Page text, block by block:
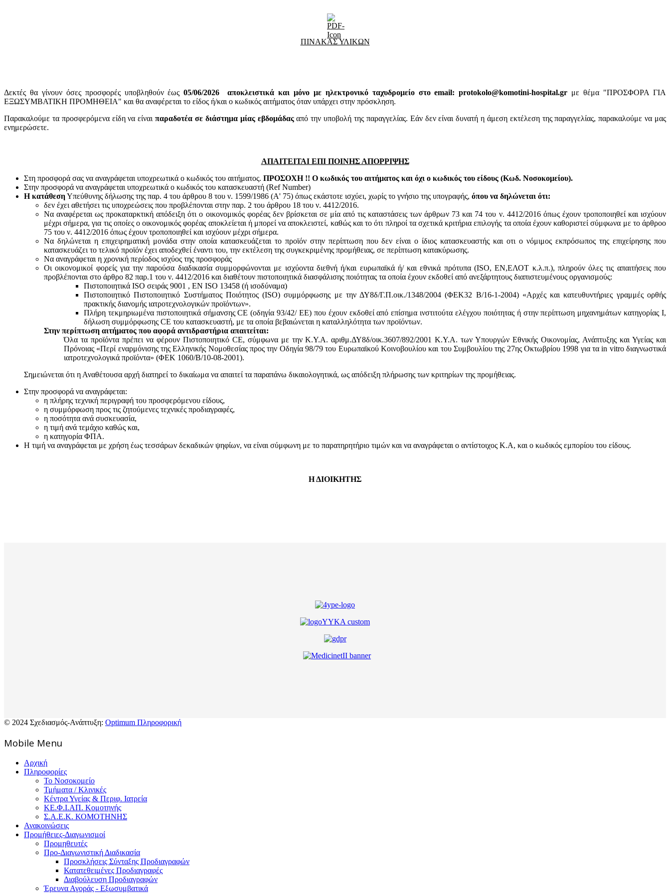
ΠΙΝΑΚΑΣ ΥΛΙΚΩΝ
Δεκτές θα γίνουν όσες προσφορές υποβληθούν έως05/06/2026 αποκλειστικά και μόνο με ηλεκτρονικό ταχυδρομείο στο email: protokolo@komotini-hospital.gr με θέμα "ΠΡΟΣΦΟΡΑ ΓΙΑ
ΕΞΩΣΥΜΒΑΤΙΚΗ ΠΡΟΜΗΘΕΙΑ" και θα αναφέρεται το είδος ή/και ο κωδικός αιτήματος όταν υπάρχει στην πρόσκληση.
Παρακαλούμε τα προσφερόμενα είδη να είναιπαραδοτέα σε διάστημα μίας εβδομάδαςαπό την υποβολή της παραγγελίας. Εάν δεν είναι δυνατή η άμεση εκτέλεση της παραγγελίας, παρακαλούμε να μας
ενημερώσετε.
ΑΠΑΙΤΕΙΤΑΙ ΕΠΙ ΠΟΙΝΗΣ ΑΠΟΡΡΙΨΗΣ
Στη προσφορά σας να αναγράφεται υποχρεωτικά ο κωδικός του αιτήματος. ΠΡΟΣΟΧΗ !! Ο κωδικός του αιτήματος και όχι ο κωδικός του είδους (Κωδ. Νοσοκομείου).
Στην προσφορά να αναγράφεται υποχρεωτικά ο κωδικός του κατασκευαστή (Ref Number)
Η κατάθεσηΥπεύθυνης δήλωσης της παρ. 4 του άρθρου 8 του ν. 1599/1986 (Α' 75) όπως εκάστοτε ισχύει, χωρίς το γνήσιο της υπογραφής, όπου να δηλώνεται ότι:
δεν έχει αθετήσει τις υποχρεώσεις που προβλέπονται στην παρ. 2 του άρθρου 18 του ν. 4412/2016.
Να αναφέρεται ως προκαταρκτική απόδειξη ότι ο οικονομικός φορέας δεν βρίσκεται σε μία από τις καταστάσεις των άρθρων 73 και 74 του ν. 4412/2016 όπως έχουν τροποποιηθεί και ισχύουν
μέχρι σήμερα, για τις οποίες ο οικονομικός φορέας αποκλείεται ή μπορεί να αποκλειστεί, καθώς και το ότι πληροί τα σχετικά κριτήρια επιλογής τα οποία έχουν καθοριστεί σύμφωνα με τo άρθροo
75 του ν. 4412/2016 όπως έχουν τροποποιηθεί και ισχύουν μέχρι σήμερα.
Να δηλώνεται η επιχειρηματική μονάδα στην οποία κατασκευάζεται το προϊόν στην περίπτωση που δεν είναι ο ίδιος κατασκευαστής και oτι ο νόμιμος εκπρόσωπος της επιχείρησης που
κατασκευάζει το τελικό προϊόν έχει αποδεχθεί έναντι του, την εκτέλεση της συγκεκριμένης προμήθειας, σε περίπτωση κατακύρωσης.
Να αναγράφεται η χρονική περίοδος ισχύος της προσφοράς
Οι οικονομικοί φορείς για την παρούσα διαδικασία συμμορφώνονται με ισχύοντα διεθνή ή/και ευρωπαϊκά ή/ και εθνικά πρότυπα (ISO, ΕΝ,ΕΛΟΤ κ.λ.π.), πληρούν όλες τις απαιτήσεις που
προβλέπονται στο άρθρο 82 παρ.1 του ν. 4412/2016 και διαθέτουν πιστοποιητικά διασφάλισης ποιότητας τα οποία έχουν εκδοθεί από ανεξάρτητους διαπιστευμένους οργανισμούς:
Πιστοποιητικά ISO σειράς 9001 , ΕΝ ISO 13458 (ή ισοδύναμα)
Πιστοποιητικό Πιστοποιητικό Συστήματος Ποιότητος (ISO) συμμόρφωσης με την ΔΥ8δ/Γ.Π.οικ./1348/2004 (ΦΕΚ32 Β/16-1-2004) «Αρχές και κατευθυντήριες γραμμές ορθής
πρακτικής διανομής ιατροτεχνολογικών προϊόντων».
Πλήρη τεκμηριωμένα πιστοποιητικά σήμανσης CE (οδηγία 93/42/ ΕΕ) που έχουν εκδοθεί από επίσημα ινστιτούτα ελέγχου ποιότητας ή στην περίπτωση μηχανημάτων κατηγορίας Ι,
δήλωση συμμόρφωσης CE του κατασκευαστή, με τα οποία βεβαιώνεται η καταλληλότητα των προϊόντων.
Στην περίπτωση αιτήματος που αφορά αντιδραστήρια απαιτείται:
Όλα τα προϊόντα πρέπει να φέρουν Πιστοποιητικό CE, σύμφωνα με την Κ.Υ.Α. αριθμ.ΔΥ8δ/οικ.3607/892/2001 Κ.Υ.Α. των Υπουργών Εθνικής Οικονομίας, Ανάπτυξης και Υγείας και
Πρόνοιας «Περί εναρμόνισης της Ελληνικής Νομοθεσίας προς την Οδηγία 98/79 του Ευρωπαϊκού Κοινοβουλίου και του Συμβουλίου της 27ης Οκτωβρίου 1998 για τα in vitro διαγνωστικά
ιατροτεχνολογικά προϊόντα» (ΦΕΚ 1060/Β/10-08-2001).
Σημειώνεται ότι η Αναθέτουσα αρχή διατηρεί το δικαίωμα να απαιτεί τα παραπάνω δικαιολογητικά, ως απόδειξη πλήρωσης των κριτηρίων της προμήθειας.
Στην προσφορά να αναγράφεται:
η πλήρης τεχνική περιγραφή του προσφερόμενου είδους,
η συμμόρφωση προς τις ζητούμενες τεχνικές προδιαγραφές,
η ποσότητα ανά συσκευασία,
η τιμή ανά τεμάχιο καθώς και,
η κατηγορία ΦΠΑ.
Η τιμή να αναγράφεται με χρήση έως τεσσάρων δεκαδικών ψηφίων, να είναι σύμφωνη με το παρατηρητήριο τιμών και να αναγράφεται ο αντίστοιχος Κ.Α, και ο κωδικός εμπορίου του είδους.
Η ΔΙΟΙΚΗΤΗΣ
© 2024 Σχεδιασμός-Ανάπτυξη: Optimum Πληροφορική
Mοbile Menu
Αρχική
Πληροφορίες
Το Νοσοκομείο
Τμήματα / Κλινικές
Κέντρα Υγείας & Περιφ. Ιατρεία
ΚΕ.Φ.Ι.ΑΠ. Κομοτηνής
Σ.Α.Ε.Κ. ΚΟΜΟΤΗΝΗΣ
Ανακοινώσεις
Προμήθειες-Διαγωνισμοί
Προμηθευτές
Προ-Διαγωνιστική Διαδικασία
Προσκλήσεις Σύνταξης Προδιαγραφών
Κατατεθειμένες Προδιαγραφές
Διαβούλευση Προδιαγραφών
Έρευνα Αγοράς - Εξωσυμβατικά